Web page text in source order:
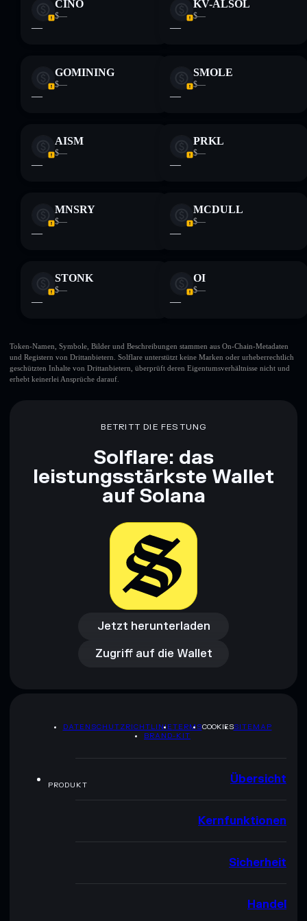
CINO
$—
—
KV-ALSOL
$—
—
GOMINING
$—
—
SMOLE
$—
—
AISM
$—
—
PRKL
$—
—
MNSRY
$—
—
MCDULL
$—
—
STONK
$—
—
OI
$—
—
Token-Namen, Symbole, Bilder und Beschreibungen stammen aus On-Chain-Metadaten
und Registern von Drittanbietern. Solflare unterstützt keine Marken oder urheberrechtlich
geschützten Inhalte von Drittanbietern, überprüft deren Eigentumsverhältnisse nicht und
erhebt keinerlei Ansprüche darauf.
BETRITT DIE FESTUNG
Solflare: das
leistungsstärkste Wallet
auf Solana
Jetzt herunterladen
Jetzt herunterladen
Zugriff auf die Wallet
Zugriff auf die Wallet
DATENSCHUTZRICHTLINIETERMSCOOKIESSITEMAP
BRAND-KIT
PRODUKT Übersicht
Kernfunktionen
Sicherheit
Handel